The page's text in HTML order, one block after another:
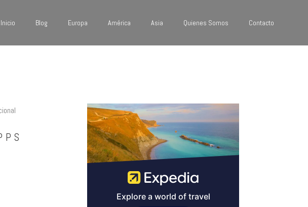
Inicio Blog Europa América Asia Quienes Somos Contacto